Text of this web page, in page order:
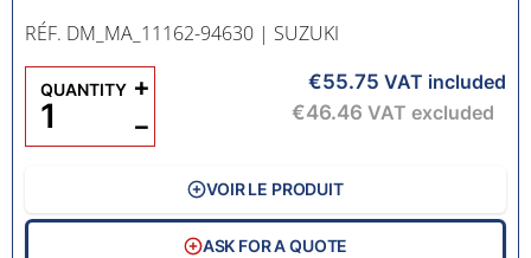
RÉF. DM_MA_11162-94630 | SUZUKI
€55.75 VAT included
€46.46 VAT excluded
QUANTITY
−
+
VOIR LE PRODUIT
ASK FOR A QUOTE